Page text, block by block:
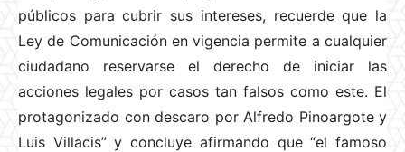
públicos para cubrir sus intereses, recuerde que la
Ley de Comunicación en vigencia permite a cualquier
ciudadano reservarse el derecho de iniciar las
acciones legales por casos tan falsos como este. El
protagonizado con descaro por Alfredo Pinoargote y
Luis Villacis” y concluye afirmando que “el famoso